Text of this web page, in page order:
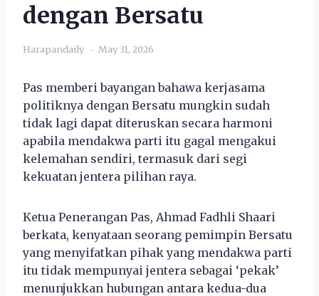
dengan Bersatu
Harapandaily May 31, 2026
Pas memberi bayangan bahawa kerjasama
politiknya dengan Bersatu mungkin sudah
tidak lagi dapat diteruskan secara harmoni
apabila mendakwa parti itu gagal mengakui
kelemahan sendiri, termasuk dari segi
kekuatan jentera pilihan raya.
Ketua Penerangan Pas, Ahmad Fadhli Shaari
berkata, kenyataan seorang pemimpin Bersatu
yang menyifatkan pihak yang mendakwa parti
itu tidak mempunyai jentera sebagai ‘pekak’
menunjukkan hubungan antara kedua-dua